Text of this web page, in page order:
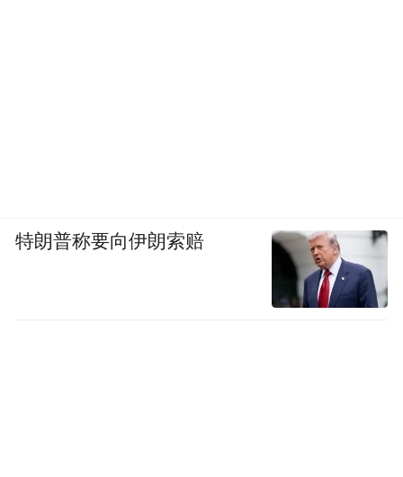
特朗普称要向伊朗索赔